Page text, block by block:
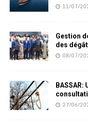
11/07/
Gestion
des
08/07/
BASSAR:
27/06/